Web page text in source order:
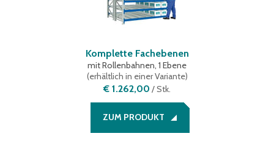
Komplette Fachebenen
mit Rollenbahnen, 1 Ebene
(erhältlich in einer Variante)
€ 1.262,00 /Stk.
ZUM PRODUKT